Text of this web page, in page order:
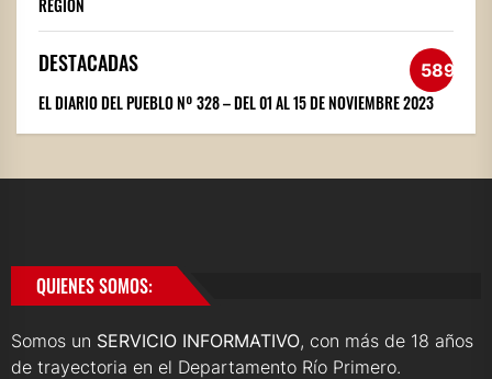
DESTACADAS 589
EL DIARIO DEL PUEBLO Nº 328 – DEL 01 AL 15 DE NOVIEMBRE 2023
QUIENES SOMOS:
Somos un SERVICIO INFORMATIVO, con más de 18 años
de trayectoria en el Departamento Río Primero.